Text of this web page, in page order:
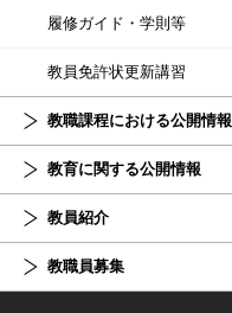
履修ガイド・学則等
教員免許状更新講習
教職課程における公開情報
教育に関する公開情報
教員紹介
教職員募集